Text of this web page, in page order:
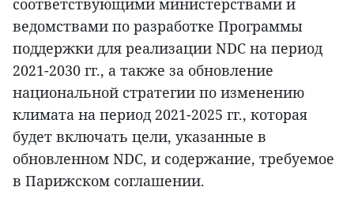
соответствующими министерствами и
ведомствами по разработке Программы
поддержки для реализации NDC на период
2021-2030 гг., а также за обновление
национальной стратегии по изменению
климата на период 2021-2025 гг., которая
будет включать цели, указанные в
обновленном NDC, и содержание, требуемое
в Парижском соглашении.